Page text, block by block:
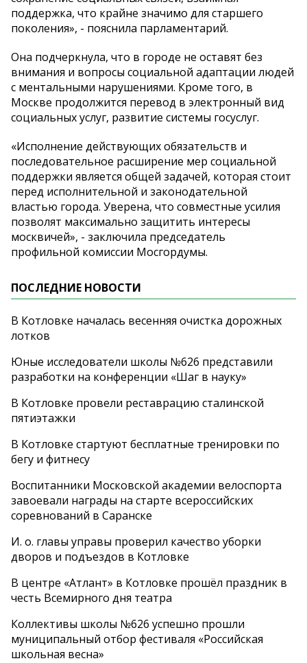
поддержка, что крайне значимо для старшего
поколения», - пояснила парламентарий.
Она подчеркнула, что в городе не оставят без
внимания и вопросы социальной адаптации людей
с ментальными нарушениями. Кроме того, в
Москве продолжится перевод в электронный вид
социальных услуг, развитие системы госуслуг.
«Исполнение действующих обязательств и
последовательное расширение мер социальной
поддержки является общей задачей, которая стоит
перед исполнительной и законодательной
властью города. Уверена, что совместные усилия
позволят максимально защитить интересы
москвичей», - заключила председатель
профильной комиссии Мосгордумы.
ПОСЛЕДНИЕ НОВОСТИ
В Котловке началась весенняя очистка дорожных
лотков
Юные исследователи школы №626 представили
разработки на конференции «Шаг в науку»
В Котловке провели реставрацию сталинской
пятиэтажки
В Котловке стартуют бесплатные тренировки по
бегу и фитнесу
Воспитанники Московской академии велоспорта
завоевали награды на старте всероссийских
соревнований в Саранске
И. о. главы управы проверил качество уборки
дворов и подъездов в Котловке
В центре «Атлант» в Котловке прошёл праздник в
честь Всемирного дня театра
Коллективы школы №626 успешно прошли
муниципальный отбор фестиваля «Российская
школьная весна»